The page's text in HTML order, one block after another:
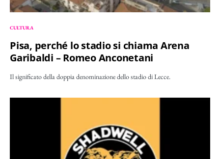
CULTURA
Pisa, perché lo stadio si chiama Arena
Garibaldi – Romeo Anconetani
Il significato della doppia denominazione dello stadio di Lecce.